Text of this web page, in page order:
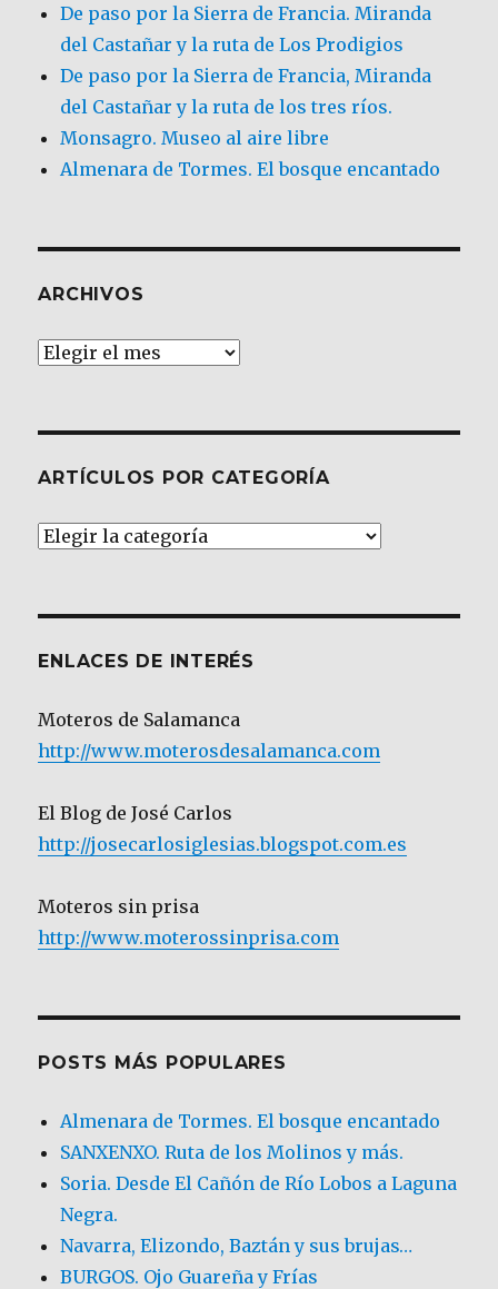
De paso por la Sierra de Francia. Miranda
del Castañar y la ruta de Los Prodigios
De paso por la Sierra de Francia, Miranda
del Castañar y la ruta de los tres ríos.
Monsagro. Museo al aire libre
Almenara de Tormes. El bosque encantado
ARCHIVOS
Archivos
ARTÍCULOS POR CATEGORÍA
Artículos
ENLACES DE INTERÉS
Moteros de Salamanca
http://www.moterosdesalamanca.com
El Blog de José Carlos
http://josecarlosiglesias.blogspot.com.es
Moteros sin prisa
http://www.moterossinprisa.com
POSTS MÁS POPULARES
Almenara de Tormes. El bosque encantado
SANXENXO. Ruta de los Molinos y más.
Soria. Desde El Cañón de Río Lobos a Laguna
Negra.
Navarra, Elizondo, Baztán y sus brujas…
BURGOS. Ojo Guareña y Frías